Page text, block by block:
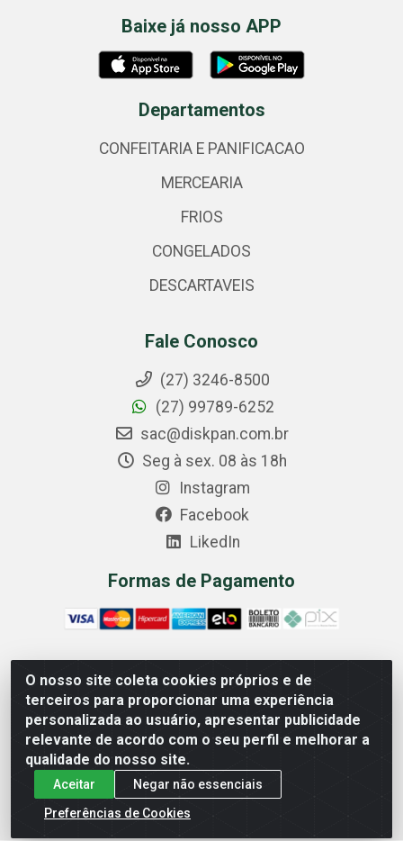
O nosso site coleta cookies próprios e de
terceiros para proporcionar uma experiência
personalizada ao usuário, apresentar publicidade
relevante de acordo com o seu perfil e melhorar a
qualidade do nosso site.
Aceitar
Negar não essenciais
Preferências de Cookies
Baixe já nosso APP
Departamentos
CONFEITARIA E PANIFICACAO
MERCEARIA
FRIOS
CONGELADOS
DESCARTAVEIS
Fale Conosco
(27) 3246-8500
(27) 99789-6252
sac@diskpan.com.br
Seg à sex. 08 às 18h
Instagram
Facebook
LikedIn
Formas de Pagamento
Comercial Diskpan Ltda - Av. Fernando Antonio, 1911 -
Sotelandia, Cariacica/ES - CEP 29140-669 - CNPJ
02.691.482/0001-07